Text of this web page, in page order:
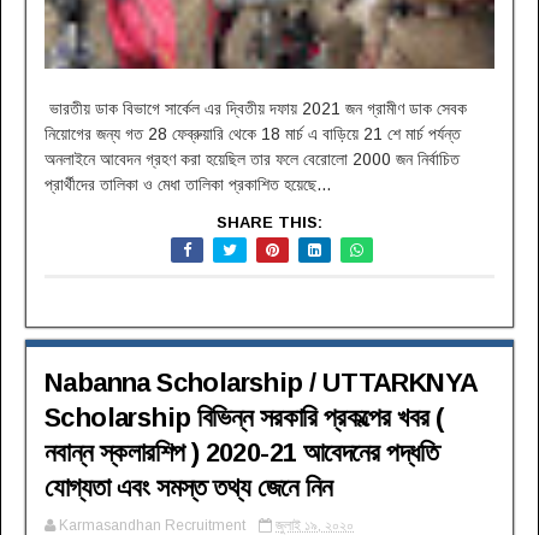
ভারতীয় ডাক বিভাগে সার্কেল এর দ্বিতীয় দফায় 2021 জন গ্রামীণ ডাক সেবক
নিয়োগের জন্য গত 28 ফেব্রুয়ারি থেকে 18 মার্চ এ বাড়িয়ে 21 শে মার্চ পর্যন্ত
অনলাইনে আবেদন গ্রহণ করা হয়েছিল তার ফলে বেরোলো 2000 জন নির্বাচিত
প্রার্থীদের তালিকা ও মেধা তালিকা প্রকাশিত হয়েছে...
SHARE THIS:
Nabanna Scholarship / UTTARKNYA
Scholarship বিভিন্ন সরকারি প্রকল্পের খবর (
নবান্ন স্কলারশিপ ) 2020-21 আবেদনের পদ্ধতি
যোগ্যতা এবং সমস্ত তথ্য জেনে নিন
Karmasandhan Recruitment জুলাই ১৯, ২০২০